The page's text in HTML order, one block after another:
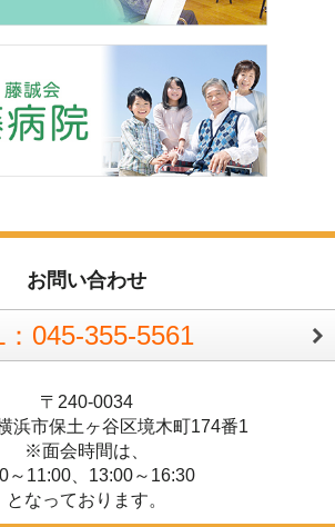
お問い合わせ
045-355-5561
〒240-0034
浜市保土ヶ谷区境木町174番1
※面会時間は、
～11:00、13:00～16:30
となっております。